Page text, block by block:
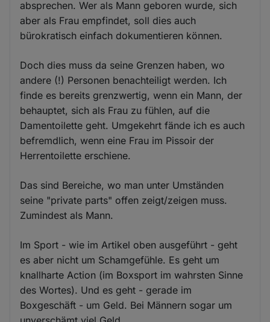
absprechen. Wer als Mann geboren wurde, sich
aber als Frau empfindet, soll dies auch
bürokratisch einfach dokumentieren können.
Doch dies muss da seine Grenzen haben, wo
andere (!) Personen benachteiligt werden. Ich
finde es bereits grenzwertig, wenn ein Mann, der
behauptet, sich als Frau zu fühlen, auf die
Damentoilette geht. Umgekehrt fände ich es auch
befremdlich, wenn eine Frau im Pissoir der
Herrentoilette erschiene.
Das sind Bereiche, wo man unter Umständen
seine "private parts" offen zeigt/zeigen muss.
Zumindest als Mann.
Im Sport - wie im Artikel oben ausgeführt - geht
es aber nicht um Schamgefühle. Es geht um
knallharte Action (im Boxsport im wahrsten Sinne
des Wortes). Und es geht - gerade im
Boxgeschäft - um Geld. Bei Männern sogar um